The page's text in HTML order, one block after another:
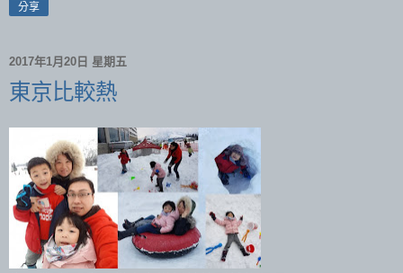
分享
2017年1月20日 星期五
東京比較熱